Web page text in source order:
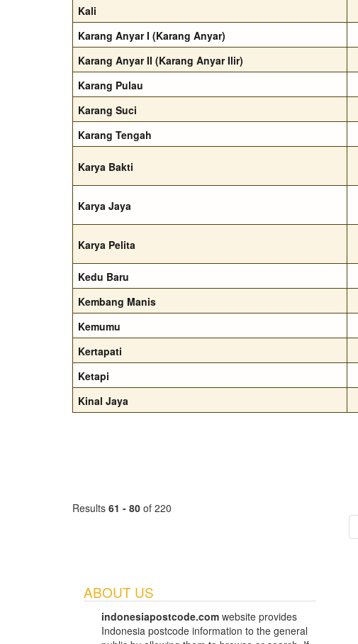
Kali
Karang Anyar I (Karang Anyar)
Karang Anyar II (Karang Anyar Ilir)
Karang Pulau
Karang Suci
Karang Tengah
Karya Bakti
Karya Jaya
Karya Pelita
Kedu Baru
Kembang Manis
Kemumu
Kertapati
Ketapi
Kinal Jaya
Results 61 - 80 of 220
ABOUT US
indonesiapostcode.com website provides
Indonesia postcode information to the general